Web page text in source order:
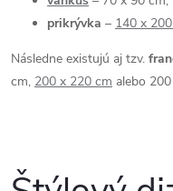
prikrývka – 140 x
Následne existujú aj tzv.
cm, 200 x 220 cm alebo